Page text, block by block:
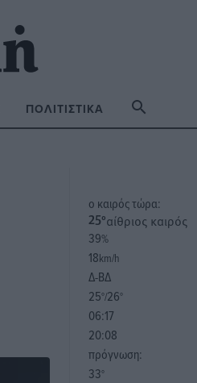
ΠΟΛΙΤΙΣΤΙΚΆ
o καιρός τώρα:
25°αίθριος καιρός
39%
18km/h
Δ-ΒΔ
25°/26°
06:17
20:08
πρόγνωση:
33°